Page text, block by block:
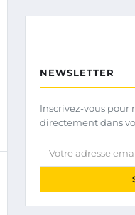
NEWSLETTER
Inscrivez-vous pour
directement dans
Votre adresse